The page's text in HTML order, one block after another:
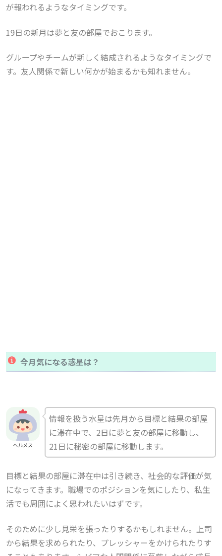
が報われるようなタイミングです。
19日の新月は夢と友の部屋でおこります。
グループやチームが新しく結成されるようなタイミングで
す。友人関係で新しい何かが始まるかも知れません。
今月気になる惑星は？
ヘルメス
情報を扱う水星は先月から目標と結果の部屋
に滞在中で、2日に夢と友の部屋に移動し、
21日に秘密の部屋に移動します。
目標と結果の部屋に滞在中は引き続き、社会的な評価が気
になってきます。職場でのポジションを気にしたり、私生
活でも周囲によく思われたいはずです。
そのために少し見栄を張ったりするかもしれません。上司
から結果を求められたり、プレッシャーをかけられたりす